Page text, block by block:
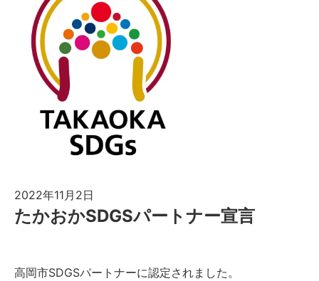
2022年11月2日
たかおかSDGSパートナー宣言
高岡市SDGSパートナーに認定されました。